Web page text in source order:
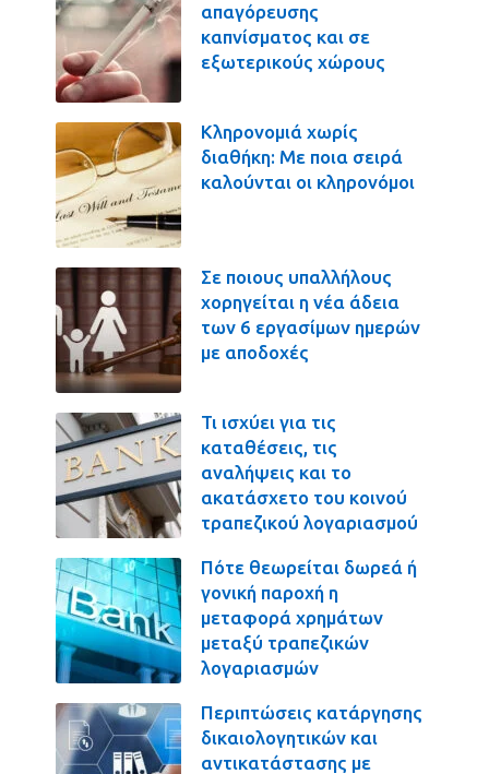
απαγόρευσης
καπνίσματος και σε
εξωτερικούς χώρους
Κληρονομιά χωρίς
διαθήκη: Με ποια σειρά
καλούνται οι κληρονόμοι
Σε ποιους υπαλλήλους
χορηγείται η νέα άδεια
των 6 εργασίμων ημερών
με αποδοχές
Τι ισχύει για τις
καταθέσεις, τις
αναλήψεις και το
ακατάσχετο του κοινού
τραπεζικού λογαριασμού
Πότε θεωρείται δωρεά ή
γονική παροχή η
μεταφορά χρημάτων
μεταξύ τραπεζικών
λογαριασμών
Περιπτώσεις κατάργησης
δικαιολογητικών και
αντικατάστασης με